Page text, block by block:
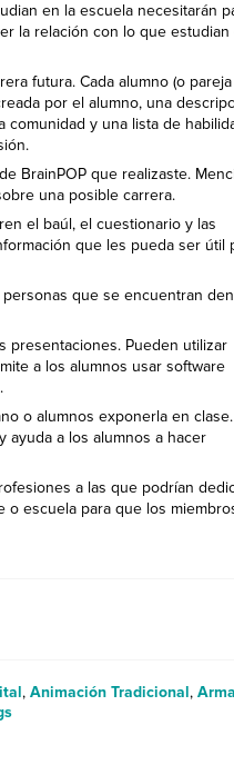
en la escuela necesitarán
la relación con lo que estudian
futura. Cada alumno (o
por el alumno, una
y una lista de
BrainPOP que realizaste.
una posible carrera.
el baúl, el cuestionario y las
que les pueda ser útil
que se encuentran
presentaciones. Pueden utilizar
a los alumnos usar software
o alumnos exponerla en clase.
ayuda a los alumnos a hacer
a las que podrían
escuela para que los
, Animación Tradicional,